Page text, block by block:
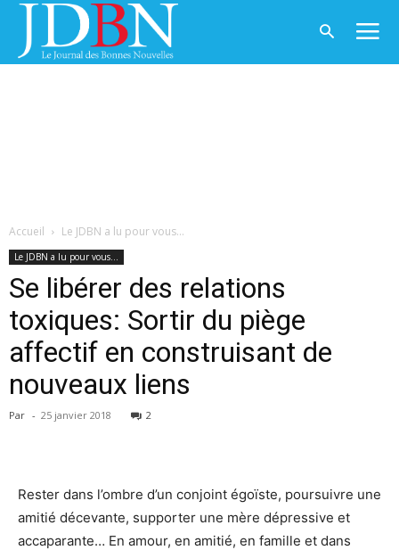
Accueil Le JDBN a lu pour vous...
Le JDBN a lu pour vous...
Se libérer des relations
toxiques: Sortir du piège
affectif en construisant de
nouveaux liens
Par - 25 janvier 2018 2
Rester dans l’ombre d’un conjoint égoïste, poursuivre une
amitié décevante, supporter une mère dépressive et
accaparante… En amour, en amitié, en famille et dans